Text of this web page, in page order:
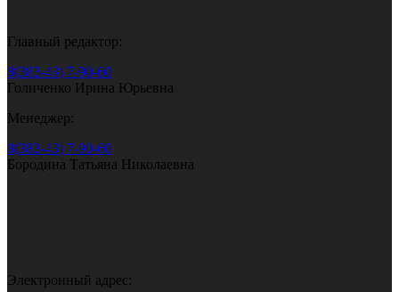
Главный редактор:
8(383-43) 7-90-60
Голиченко Ирина Юрьевна
Менеджер:
8(383-43) 7-90-60
Бородина Татьяна Николаевна
Электронный адрес: